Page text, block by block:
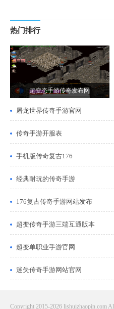
热门排行
超变态手游传奇发布网
屠龙世界传奇手游官网
传奇手游开服表
手机版传奇复古176
经典耐玩的传奇手游
176复古传奇手游网站发布
超变传奇手游三端互通版本
超变单职业手游官网
迷失传奇手游网站官网
Copyright 2015-2026 lishuizhaopin.com